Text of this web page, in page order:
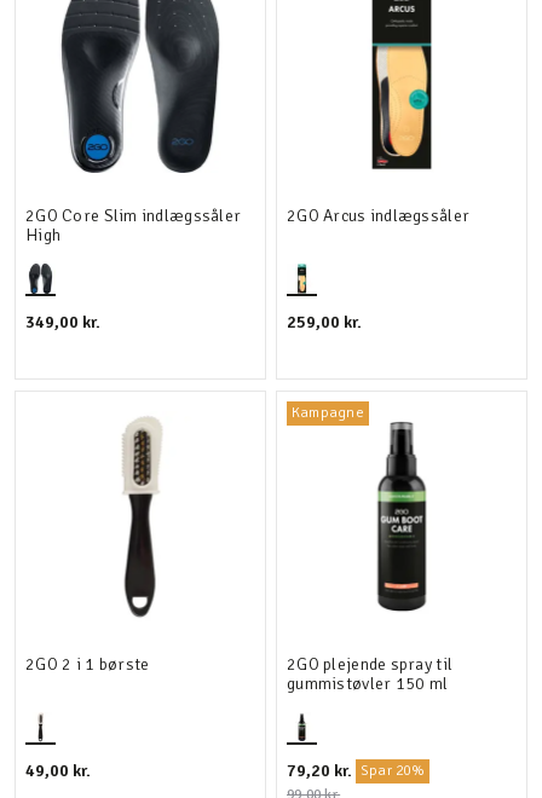
2GO Core Slim indlægssåler
High
349,00 kr.
2GO Arcus indlægssåler
259,00 kr.
2GO 2 i 1 børste
49,00 kr.
Kampagne
2GO plejende spray til
gummistøvler 150 ml
79,20 kr. Spar 20%